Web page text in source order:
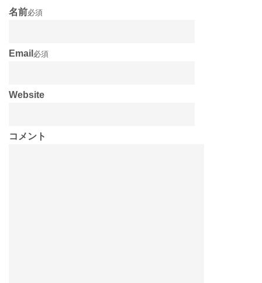
名前必須
Email 必須
Website
コメント